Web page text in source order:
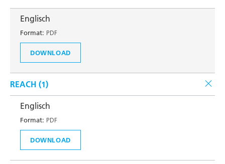
Englisch
Format: PDF
DOWNLOAD
REACH (1)
Englisch
Format: PDF
DOWNLOAD